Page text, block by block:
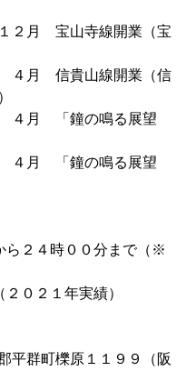
山寺線開業（宝
山線開業（信
鐘の鳴る展望
鐘の鳴る展望
４時００分まで（※
２１年実績）
群町櫟原１１９９（阪